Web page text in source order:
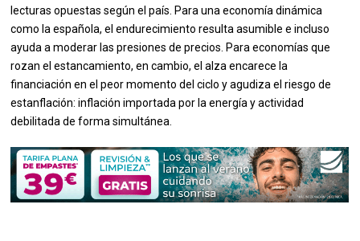
lecturas opuestas según el país. Para una economía dinámica
como la española, el endurecimiento resulta asumible e incluso
ayuda a moderar las presiones de precios. Para economías que
rozan el estancamiento, en cambio, el alza encarece la
financiación en el peor momento del ciclo y agudiza el riesgo de
estanflación: inflación importada por la energía y actividad
debilitada de forma simultánea.